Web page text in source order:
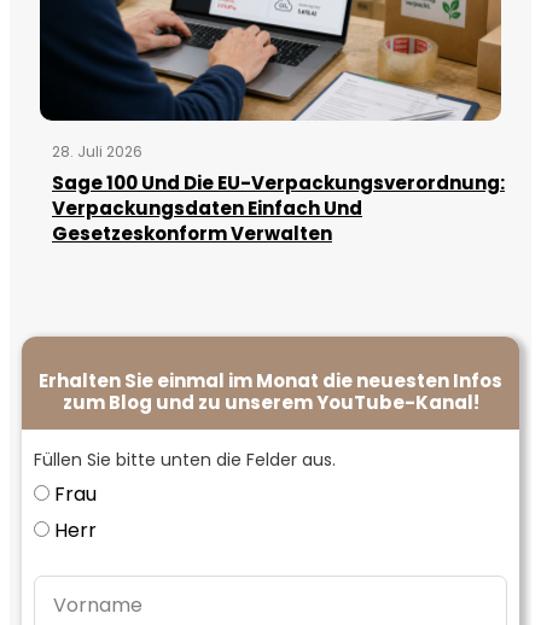
28. Juli 2026
Sage 100 Und Die EU-Verpackungsverordnung:
Verpackungsdaten Einfach Und
Gesetzeskonform Verwalten
Erhalten Sie einmal im Monat die neuesten Infos
zum Blog und zu unserem YouTube-Kanal!
Füllen Sie bitte unten die Felder aus.
Frau
Herr